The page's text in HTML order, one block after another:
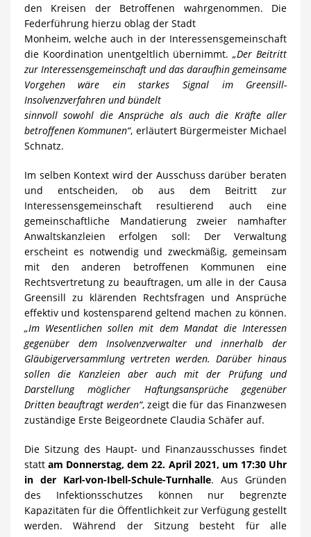
den Kreisen der Betroffenen wahrgenommen. Die
Federführung hierzu oblag der Stadt
Monheim, welche auch in der Interessensgemeinschaft
die Koordination unentgeltlich übernimmt.„Der Beitritt
zur Interessensgemeinschaft und das daraufhin gemeinsame
Vorgehen wäre ein starkes Signal im Greensill-
Insolvenzverfahren und bündelt
sinnvoll sowohl die Ansprüche als auch die Kräfte aller
betroffenen Kommunen“, erläutert Bürgermeister Michael
Schnatz.
Im selben Kontext wird der Ausschuss darüber beraten
und entscheiden, ob aus dem Beitritt zur
Interessensgemeinschaft resultierend auch eine
gemeinschaftliche Mandatierung zweier namhafter
Anwaltskanzleien erfolgen soll: Der Verwaltung
erscheint es notwendig und zweckmäßig, gemeinsam
mit den anderen betroffenen Kommunen eine
Rechtsvertretung zu beauftragen, um alle in der Causa
Greensill zu klärenden Rechtsfragen und Ansprüche
effektiv und kostensparend geltend machen zu können.
„Im Wesentlichen sollen mit dem Mandat die Interessen
gegenüber dem Insolvenzverwalter und innerhalb der
Gläubigerversammlung vertreten werden. Darüber hinaus
sollen die Kanzleien aber auch mit der Prüfung und
Darstellung möglicher Haftungsansprüche gegenüber
Dritten beauftragt werden“, zeigt die für das Finanzwesen
zuständige Erste Beigeordnete Claudia Schäfer auf.
Die Sitzung des Haupt- und Finanzausschusses findet
stattam Donnerstag, dem 22. April 2021, um 17:30 Uhr
in der Karl-von-Ibell-Schule-Turnhalle. Aus Gründen
des Infektionsschutzes können nur begrenzte
Kapazitäten für die Öffentlichkeit zur Verfügung gestellt
werden. Während der Sitzung besteht für alle